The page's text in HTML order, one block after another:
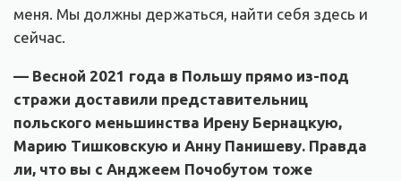
меня. Мы должны держаться, найти себя здесь и
сейчас.
— Весной 2021 года в Польшу прямо из-под
стражи доставили представительниц
польского меньшинства Ирену Бернацкую,
Марию Тишковскую и Анну Панишеву. Правда
ли, что вы с Анджеем Почобутом тоже